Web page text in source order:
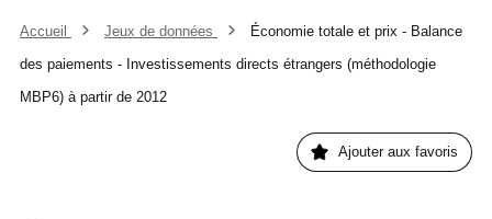
Accueil Jeux de données
Économie totale et prix - Balance
des paiements - Investissements directs étrangers (méthodologie
MBP6) à partir de 2012
Ajouter aux favoris